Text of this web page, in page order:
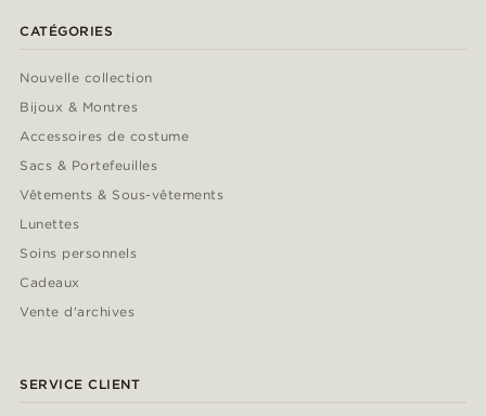
CATÉGORIES
Nouvelle collection
Bijoux & Montres
Accessoires de costume
Sacs & Portefeuilles
Vêtements & Sous-vêtements
Lunettes
Soins personnels
Cadeaux
Vente d'archives
SERVICE CLIENT